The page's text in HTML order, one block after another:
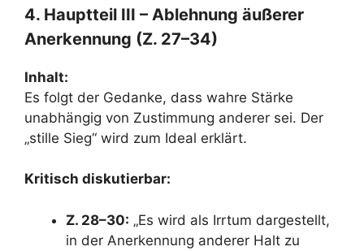
4. Hauptteil III – Ablehnung äußerer
Anerkennung (Z. 27–34)
Inhalt:
Es folgt der Gedanke, dass wahre Stärke
unabhängig von Zustimmung anderer sei. Der
„stille Sieg“ wird zum Ideal erklärt.
Kritisch diskutierbar:
Z. 28–30: „Es wird als Irrtum dargestellt,
in der Anerkennung anderer Halt zu